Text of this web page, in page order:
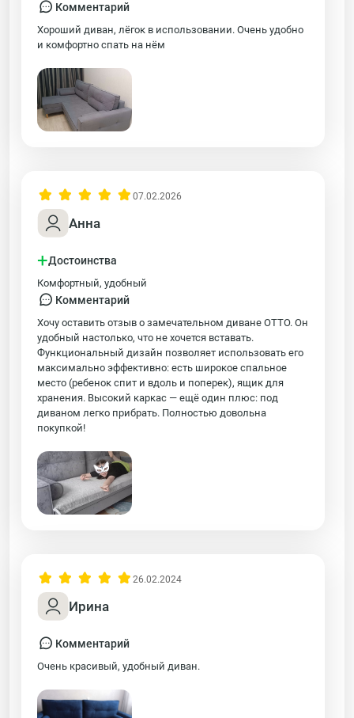
Комментарий
Хороший диван, лёгок в использовании. Очень удобно
и комфортно спать на нём
Анна
07.02.2026
+Достоинства
Комфортный, удобный
Комментарий
Хочу оставить отзыв о замечательном диване ОТТО. Он
удобный настолько, что не хочется вставать.
Функциональный дизайн позволяет использовать его
максимально эффективно: есть широкое спальное
место (ребенок спит и вдоль и поперек), ящик для
хранения. Высокий каркас — ещё один плюс: под
диваном легко прибрать. Полностью довольна
покупкой!
Ирина
26.02.2024
Комментарий
Очень красивый, удобный диван.